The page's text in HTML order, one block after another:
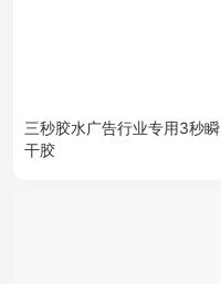
三秒胶水广告行业专用3秒瞬
干胶